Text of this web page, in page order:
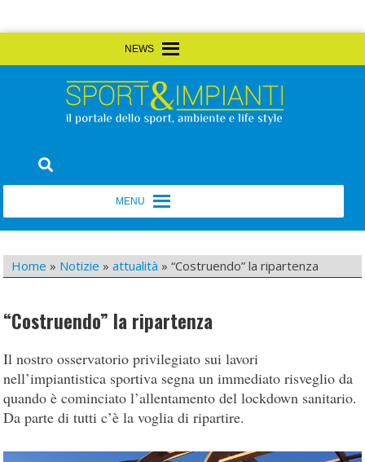
to
Sport&Impianti
Home » Notizie »attualità »“Costruendo” la ripartenza
“Costruendo” la ripartenza
Il nostro osservatorio privilegiato sui lavori
nell’impiantistica sportiva segna un immediato risveglio da
quando è cominciato l’allentamento del lockdown sanitario.
Da parte di tutti c’è la voglia di ripartire.